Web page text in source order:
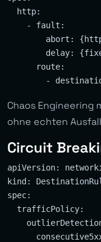
  http:
    - fault:
abort:
delay:
      route:
Chaos Engineering
ohne echten
Circuit
apiVersion:
kind:
spec:
  trafficPolicy: